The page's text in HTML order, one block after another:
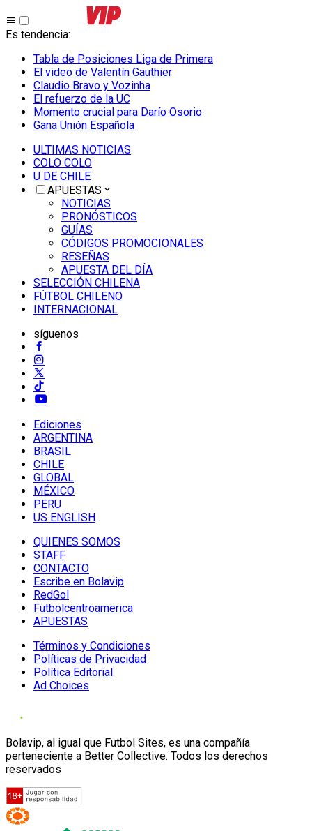
Es tendencia:
Tabla de Posiciones Liga de Primera
El video de Valentín Gauthier
Claudio Bravo y Vozinha
El refuerzo de la UC
Momento crucial para Darío Osorio
Gana Unión Española
ULTIMAS NOTICIAS
COLO COLO
U DE CHILE
APUESTAS
NOTICIAS
PRONÓSTICOS
GUÍAS
CÓDIGOS PROMOCIONALES
RESEÑAS
APUESTA DEL DÍA
SELECCIÓN CHILENA
FÚTBOL CHILENO
INTERNACIONAL
síguenos
Ediciones
ARGENTINA
BRASIL
CHILE
GLOBAL
MÉXICO
PERU
US ENGLISH
QUIENES SOMOS
STAFF
CONTACTO
Escribe en Bolavip
RedGol
Futbolcentroamerica
APUESTAS
Términos y Condiciones
Políticas de Privacidad
Política Editorial
Ad Choices
Bolavip, al igual que Futbol Sites, es una compañía
perteneciente a Better Collective. Todos los derechos
reservados